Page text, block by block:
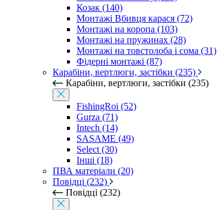
Козак (140)
Монтажі Вбивця карася (72)
Монтажі на коропа (103)
Монтажі на пружинах (28)
Монтажі на товстолоба і сома (31)
Фідерні монтажі (87)
Карабіни, вертлюги, застібки (235)
Карабіни, вертлюги, застібки (235)
FishingRoi (52)
Gurza (71)
Intech (14)
SASAME (49)
Select (30)
Інші (18)
ПВА матеріали (20)
Повідці (232)
Повідці (232)